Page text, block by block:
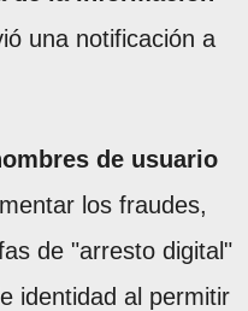
una notificación a
de usuario
los fraudes,
de "arresto digital"
identidad al permitir